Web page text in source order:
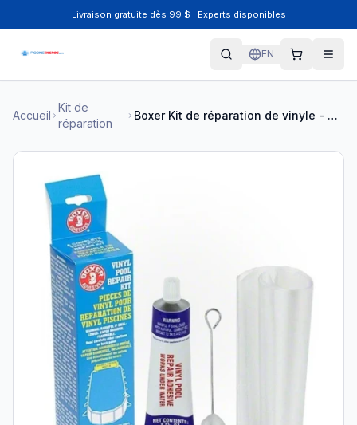
Livraison gratuite dès 99 $ | Experts disponibles
EN
Accueil
Kit de
réparation
Boxer Kit de réparation de vinyle - BOX-60-0200